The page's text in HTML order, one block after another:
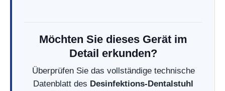
Möchten Sie dieses Gerät im
Detail erkunden?
Überprüfen Sie das vollständige technische
Datenblatt des Desinfektions-Dentalstuhl